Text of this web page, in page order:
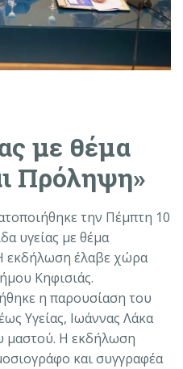
με θέμα
Πρόληψη»
την Πέμπτη 10
υγείας με θέμα
εκδήλωση έλαβε χώρα
Κηφισιάς.
η παρουσίαση του
Υγείας, Ιωάννας Λάκα
μαστού. Η εκδήλωση
και συγγραφέα